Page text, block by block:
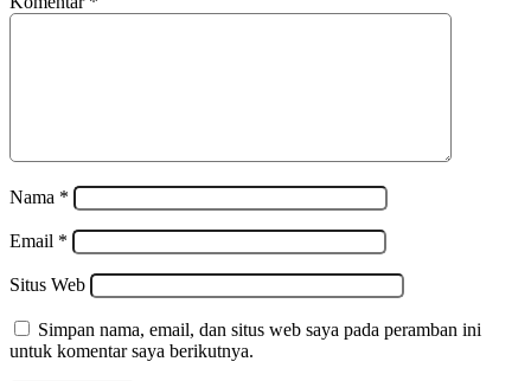
Nama *
Email *
Situs Web
Simpan nama, email, dan situs web saya pada peramban ini
untuk komentar saya berikutnya.